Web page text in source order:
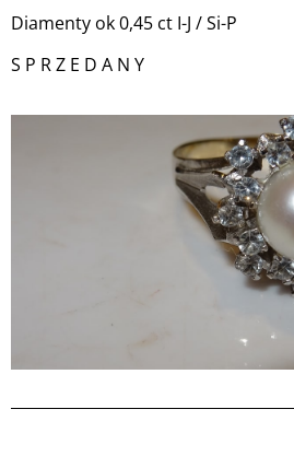
Diamenty ok 0,45 ct I-J / Si-P
S P R Z E D A N Y